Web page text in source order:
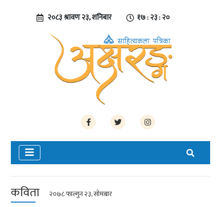
२०८३ श्रावण २३, शनिबार १७ : २३ : २०
कविता २०७८ फाल्गुन २३, सोमबार